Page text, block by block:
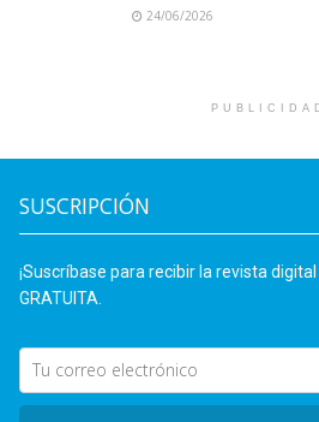
24/06/2026
SUSCRIPCIÓN
¡Suscríbase para recibir la revista
GRATUITA.